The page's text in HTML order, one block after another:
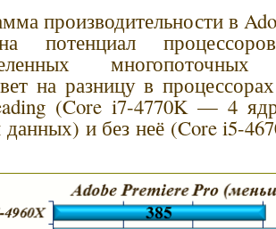
производительности в
потенциал
многопоточных
на разницу в
(Core i7-4770K — 4
данных) и без неё (Core i5-